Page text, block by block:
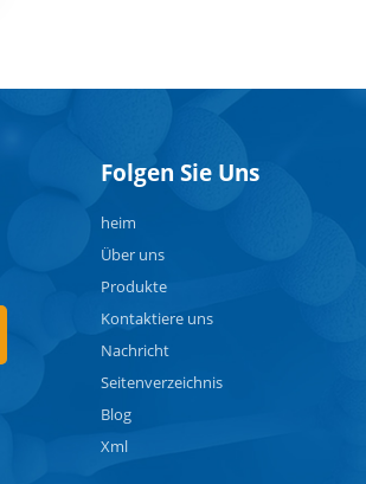
Folgen Sie Uns
heim
Über uns
Produkte
Kontaktiere uns
Nachricht
Seitenverzeichnis
Blog
Xml